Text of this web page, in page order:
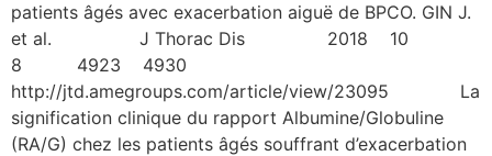
patients âgés avec exacerbation aiguë de BPCO. GIN J.
et al. J Thorac Dis 2018 10
8 4923 4930
http://jtd.amegroups.com/article/view/23095 La
signification clinique du rapport Albumine/Globuline
(RA/G) chez les patients âgés souffrant d’exacerbation